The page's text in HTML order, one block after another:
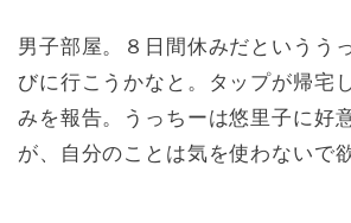
男子部屋。８日間休みだというう
びに行こうかなと。タップが帰宅
みを報告。うっちーは悠里子に好
が、
自分のことは気を使わないで